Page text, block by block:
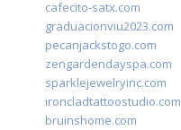
cafecito-satx.com
graduacionviu2023.com
pecanjackstogo.com
zengardendayspa.com
sparklejewelryinc.com
ironcladtattoostudio.com
bruinshome.com